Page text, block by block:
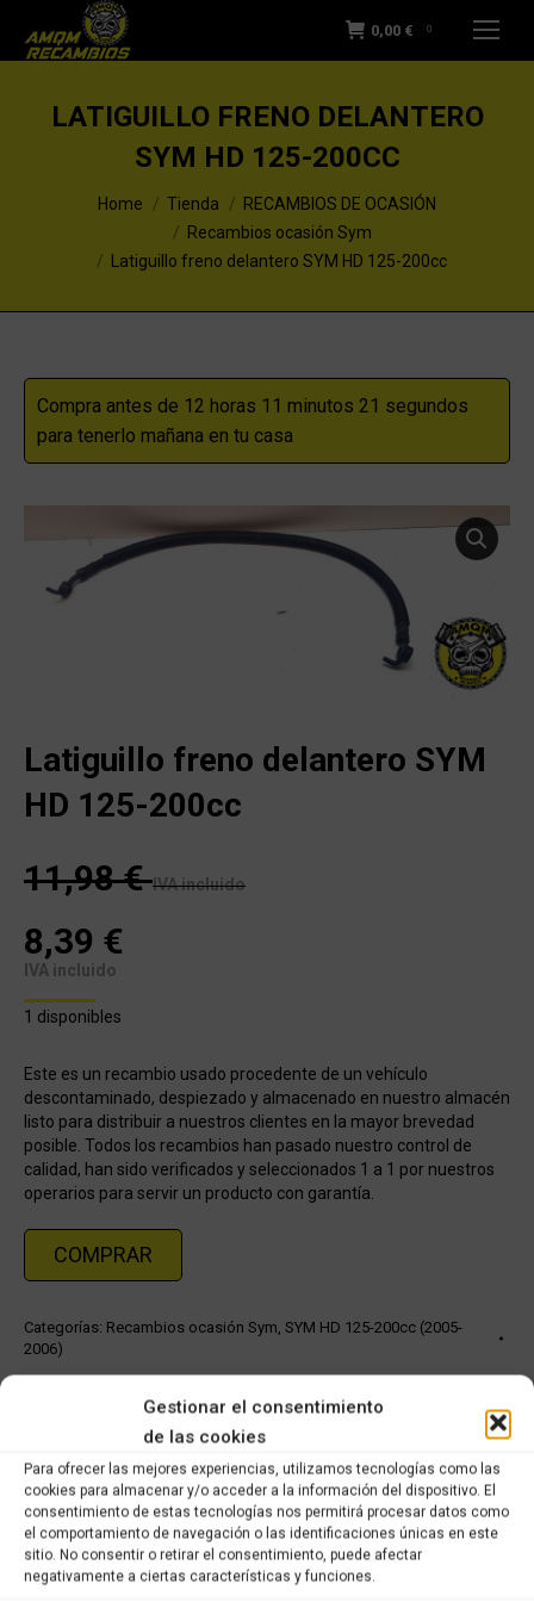
Gestionar el consentimiento
de las cookies
Para ofrecer las mejores experiencias, utilizamos tecnologías como las
cookies para almacenar y/o acceder a la información del dispositivo. El
consentimiento de estas tecnologías nos permitirá procesar datos como
el comportamiento de navegación o las identificaciones únicas en este
sitio. No consentir o retirar el consentimiento, puede afectar
negativamente a ciertas características y funciones.
0,00 € 0
LATIGUILLO FRENO DELANTERO
SYM HD 125-200CC
You are here:Home Tienda
RECAMBIOS DE OCASIÓN
Recambios ocasión Sym
Latiguillo freno delantero SYM HD 125-200cc
Compra antes de 12 horas 11 minutos 21 segundos
para tenerlo mañana en tu casa
Latiguillo freno delantero SYM
HD 125-200cc
11,98€ IVA incluido
8,39 €
IVA incluido
1 disponibles
Este es un recambio usado procedente de un vehículo
descontaminado, despiezado y almacenado en nuestro almacén
listo para distribuir a nuestros clientes en la mayor brevedad
posible. Todos los recambios han pasado nuestro control de
calidad, han sido verificados y seleccionados 1 a 1 por nuestros
operarios para servir un producto con garantía.
COMPRAR
Categorías: Recambios ocasión Sym, SYM HD 125-200cc (2005-
2006)
Share this product
Share
on
X
Share
on
Facebook
Share
on
Pinterest
Share
on
LinkedIn
Productos relacionados